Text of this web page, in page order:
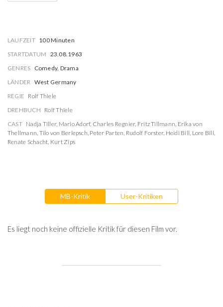
LAUFZEIT 100 Minuten
STARTDATUM 23.08.1963
GENRES Comedy, Drama
LÄNDER West Germany
REGIE Rolf Thiele
DREHBUCH Rolf Thiele
CAST Nadja Tiller, Mario Adorf, Charles Regnier, Fritz Tillmann, Erika von
Thellmann, Tilo von Berlepsch, Peter Parten, Rudolf Forster, Heidi Bill, Lore Bill,
Renate Schacht, Kurt Zips
MB-Kritik User-Kritiken
Es liegt noch keine offizielle Kritik für diesen Film vor.